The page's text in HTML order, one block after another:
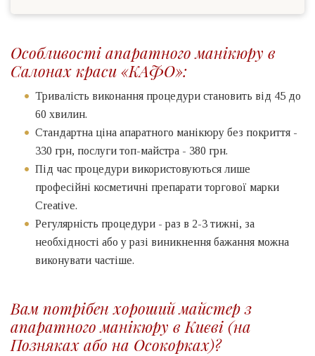
Особливості апаратного манікюру в
Салонах краси «КАФО»:
Тривалість виконання процедури становить від 45 до
60 хвилин.
Стандартна ціна апаратного манікюру без покриття -
330 грн, послуги топ-майстра - 380 грн.
Під час процедури використовуються лише
професійні косметичні препарати торгової марки
Creative.
Регулярність процедури - раз в 2-3 тижні, за
необхідності або у разі виникнення бажання можна
виконувати частіше.
Вам потрібен хороший майстер з
апаратного манікюру в Києві (на
Позняках або на Осокорках)?